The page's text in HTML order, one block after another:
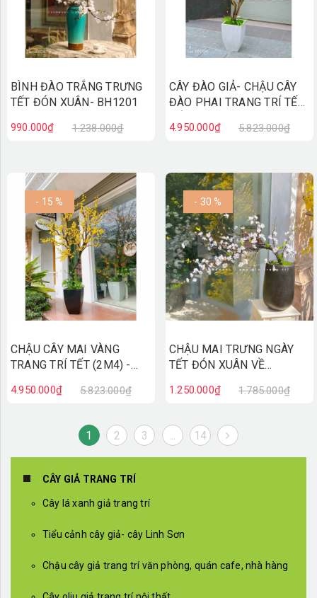
BÌNH ĐÀO TRẮNG TRƯNG
TẾT ĐÓN XUÂN- BH1201
990.000₫ 1.238.000₫
CÂY ĐÀO GIẢ- CHẬU CÂY
ĐÀO PHAI TRANG TRÍ TẾT
4.950.000₫ 5.823.000₫
- 15 %
CHẬU CÂY MAI VÀNG
TRANG TRÍ TẾT (2M4) -
4.950.000₫ 5.823.000₫
- 30 %
CHẬU MAI TRƯNG NGÀY
TẾT ĐÓN XUÂN VỀ
1.250.000₫ 1.785.000₫
1 2 3 ... 14
CÂY GIẢ TRANG TRÍ
Cây lá xanh giả trang trí
Tiểu cảnh cây giả- cây Linh Sơn
Chậu cây giả trang trí văn phòng, quán cafe, nhà hàng